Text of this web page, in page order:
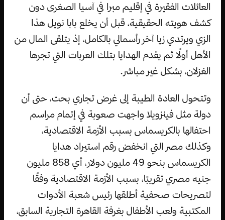
العائلات الفقيرة في إقليم مبرا في آسيا الصغرى دون
كشف هويته الحقيقية، قبل أن يخلع بابا نويل هذا
الزي ويرتدي زيا آخر رأسمالي بالكامل، إذ يتلقى المال من
الأهل أولًا ثم يقدم الهدايا بتلك العربات التي تجرها
الغزلان، بشكل غير مباشر.
وتتحول العادة الطيبة إلى غرض تجاري بحت، حتى أن
دولة مثل فينزويلا واجهت صعوبة في إتمام مراسم
احتفالها بالكريسماس بسبب الأزمة الاقتصادية،
وكذلك مصر التي انخفض رقم استيراد هدايا
الكريسماس بنحو 49 مليون دولار، أي 858 مليون
جنيه مصري تقريبًا، بسبب الأزمة الاقتصادية وفقًا
لتصريحات صحفية أطلقها رئيس شعبة الأدوات
المكتبية ولعب الأطفال بغرفة القاهرة التجارية السابق،